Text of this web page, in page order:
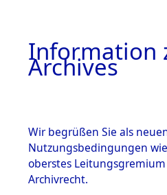
Information
Archives
Wir begrüßen Sie als
Nutzungsbedingungen
oberstes
Archivrecht.